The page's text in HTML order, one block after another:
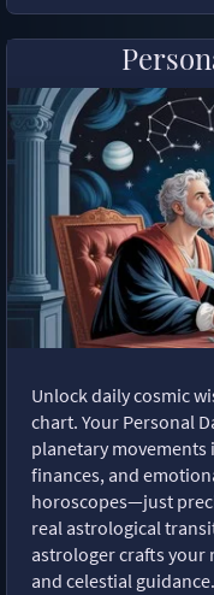
Unlock daily cosmic
chart. Your Personal
planetary movements
finances, and
horoscopes—just
real astrological
astrologer crafts your
and celestial guidance.